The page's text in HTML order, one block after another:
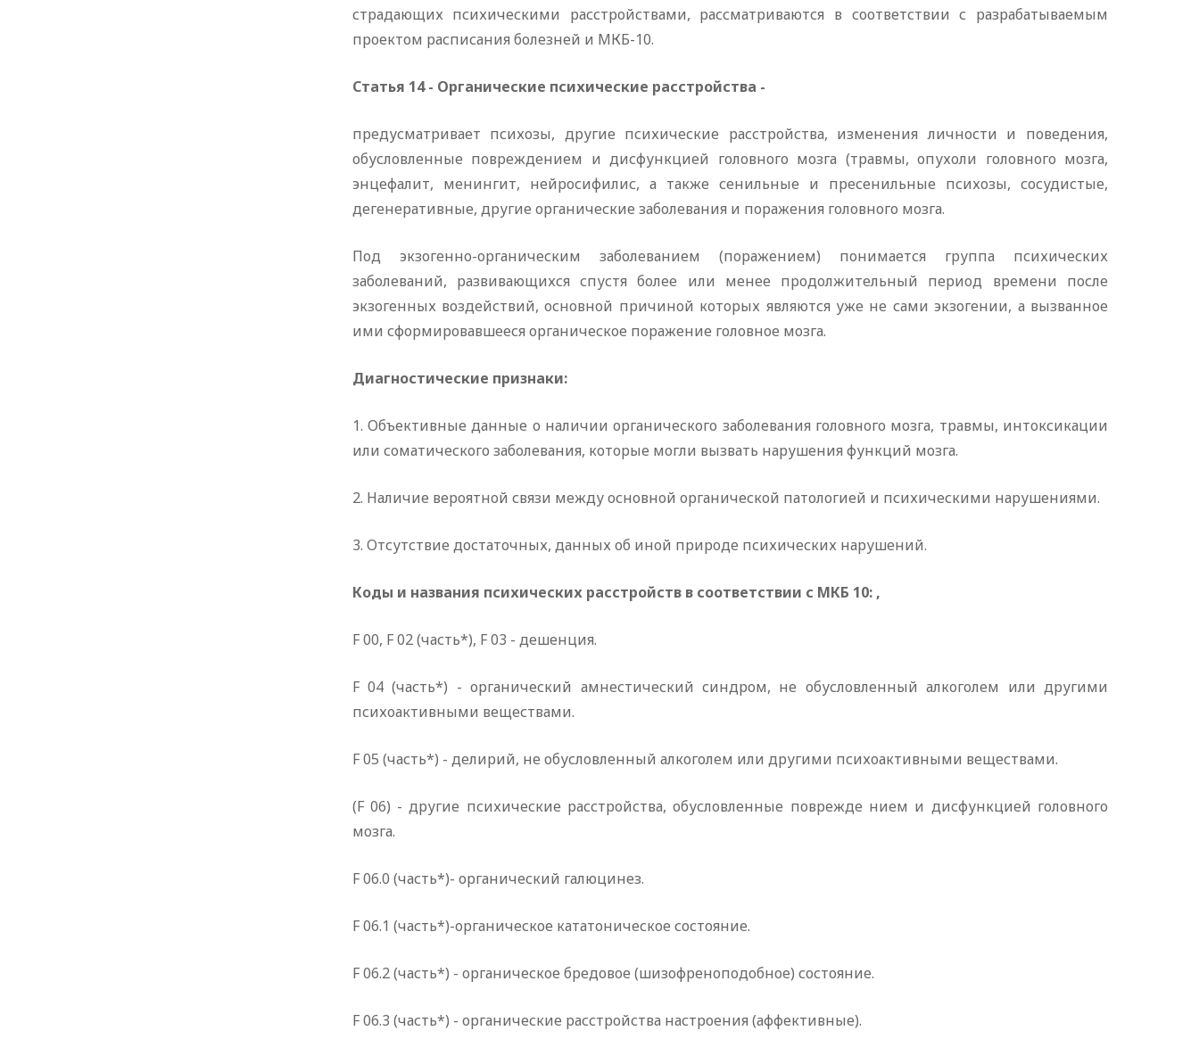
страдающих психическими расстройствами, рассматриваются в соответствии с разрабатываемым
проектом расписания болезней и МКБ-10.
Статья 14 - Органические психические расстройства -
предусматривает психозы, другие психические расстройства, изменения личности и поведения,
обусловленные повреждением и дисфункцией головного мозга (травмы, опухоли головного мозга,
энцефалит, менингит, нейросифилис, а также сенильные и пресенильные психозы, сосудистые,
дегенеративные, другие органические заболевания и поражения головного мозга.
Под экзогенно-органическим заболеванием (поражением) понимается группа психических
заболеваний, развивающихся спустя более или менее продолжительный период времени после
экзогенных воздействий, основной причиной которых являются уже не сами экзогении, а вызванное
ими сформировавшееся органическое поражение головное мозга.
Диагностические признаки:
1. Объективные данные о наличии органического заболевания головного мозга, травмы, интоксикации
или соматического заболевания, которые могли вызвать нарушения функций мозга.
2. Наличие вероятной связи между основной органической патологией и психическими нарушениями.
3. Отсутствие достаточных, данных об иной природе психических нарушений.
Коды и названия психических расстройств в соответствии с МКБ 10: ,
F 00, F 02 (часть*), F 03 - дешенция.
F 04 (часть*) - органический амнестический синдром, не обусловленный алкоголем или другими
психоактивными веществами.
F 05 (часть*) - делирий, не обусловленный алкоголем или другими психоактивными веществами.
(F 06) - другие психические расстройства, обусловленные поврежде нием и дисфункцией головного
мозга.
F 06.0 (часть*)- органический галюцинез.
F 06.1 (часть*)-органическое кататоническое состояние.
F 06.2 (часть*) - органическое бредовое (шизофреноподобное) состояние.
F 06.3 (часть*) - органические расстройства настроения (аффективные).